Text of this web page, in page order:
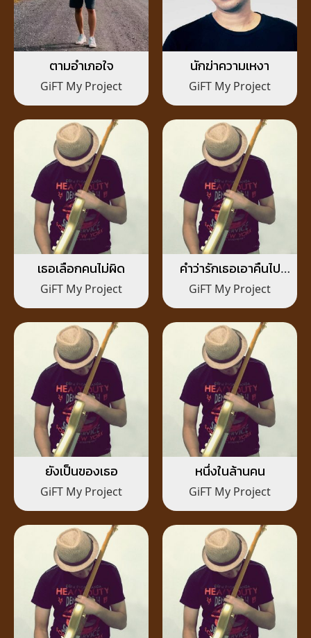
ตามอำเภอใจ
GiFT My Project
นักฆ่าความเหงา
GiFT My Project
เธอเลือกคนไม่ผิด
GiFT My Project
คำว่ารักเธอเอาคืนไป
แล้ว
GiFT My Project
ยังเป็นของเธอ
GiFT My Project
หนึ่งในล้านคน
GiFT My Project